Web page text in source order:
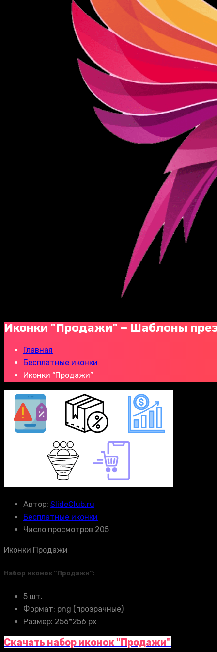
Иконки "Продажи" − Шаблоны
Главная
Бесплатные иконки
Иконки “Продажи”
Автор: SlideClub.ru
Бесплатные иконки
Число просмотров 205
Иконки Продажи
Набор иконок “Продажи”:
5 шт.
Формат: png (прозрачные)
Размер: 256*256 px
Скачать набор иконок "Продажи"